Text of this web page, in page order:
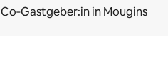
Co‑Gastgeber:in in Mougins